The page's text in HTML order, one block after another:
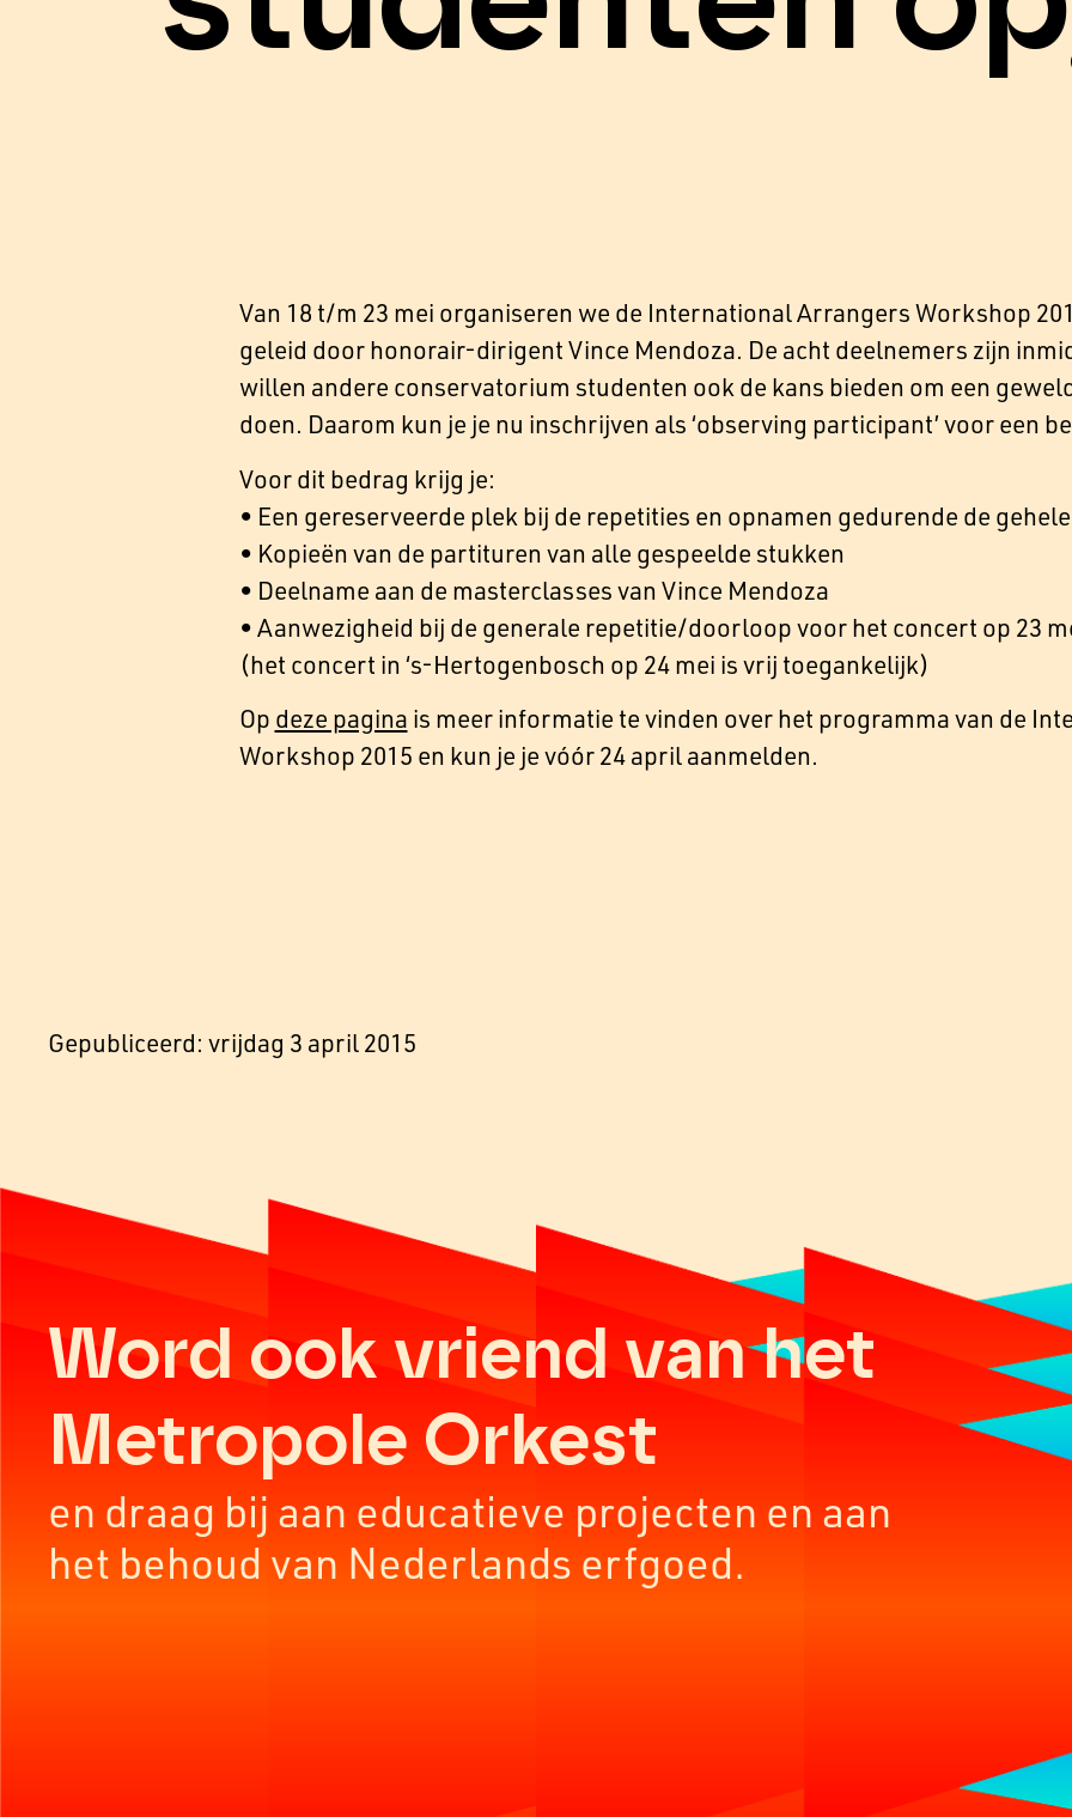
Van 18 t/m 23 mei organiseren we de International Arrangers Workshop
geleid door honorair-dirigent Vince Mendoza. De acht deelnemers zijn
willen andere conservatorium studenten ook de kans bieden om een
doen. Daarom kun je je nu inschrijven als ‘observing participant’ voor een
Voor dit bedrag krijg je:
• Een gereserveerde plek bij de repetities en opnamen gedurende de
• Kopieën van de partituren van alle gespeelde stukken
• Deelname aan de masterclasses van Vince Mendoza
• Aanwezigheid bij de generale repetitie/doorloop voor het concert op 23
(het concert in ‘s-Hertogenbosch op 24 mei is vrij toegankelijk)
Op deze pagina is meer informatie te vinden over het programma van de
Workshop 2015 en kun je je vóór 24 april aanmelden.
Gepubliceerd: vrijdag 3 april 2015
Word ook vriend van het
Metropole Orkest
en draag bij aan educatieve projecten en aan
het behoud van Nederlands erfgoed.